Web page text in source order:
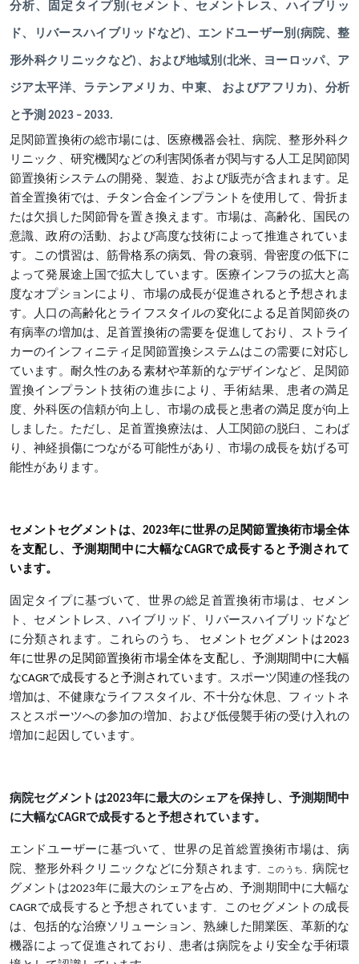
分析、固定タイプ別(セメント、セメントレス、ハイブリッ
ド、リバースハイブリッドなど)、エンドユーザー別(病院、整
形外科クリニックなど)、および地域別(北米、ヨーロッパ、ア
ジア太平洋、ラテンアメリカ、中東、 およびアフリカ)、分析
と予測 2023 – 2033.
足関節置換術の総市場には、医療機器会社、病院、整形外科ク
リニック、研究機関などの利害関係者が関与する人工足関節関
節置換術システムの開発、製造、および販売が含まれます。足
首全置換術では、チタン合金インプラントを使用して、骨折ま
たは欠損した関節骨を置き換えます。市場は、高齢化、国民の
意識、政府の活動、および高度な技術によって推進されていま
す。この慣習は、筋骨格系の病気、骨の衰弱、骨密度の低下に
よって発展途上国で拡大しています。医療インフラの拡大と高
度なオプションにより、市場の成長が促進されると予想されま
す。人口の高齢化とライフスタイルの変化による足首関節炎の
有病率の増加は、足首置換術の需要を促進しており、ストライ
カーのインフィニティ足関節置換システムはこの需要に対応し
ています。耐久性のある素材や革新的なデザインなど、足関節
置換インプラント技術の進歩により、手術結果、患者の満足
度、外科医の信頼が向上し、市場の成長と患者の満足度が向上
しました。ただし、足首置換療法は、人工関節の脱臼、こわば
り、神経損傷につながる可能性があり、市場の成長を妨げる可
能性があります。
セメントセグメントは、2023年に世界の足関節置換術市場全体
を支配し、予測期間中に大幅なCAGRで成長すると予測されて
います。
固定タイプに基づいて、世界の総足首置換術市場は、セメン
ト、セメントレス、ハイブリッド、リバースハイブリッドなど
に分類されます。これらのうち、 セメントセグメントは2023
年に世界の足関節置換術市場全体を支配し、予測期間中に大幅
なCAGRで成長すると予測されています。スポーツ関連の怪我の
増加は、不健康なライフスタイル、不十分な休息、フィットネ
スとスポーツへの参加の増加、および低侵襲手術の受け入れの
増加に起因しています。
病院セグメントは2023年に最大のシェアを保持し、予測期間中
に大幅なCAGRで成長すると予想されています。
エンドユーザーに基づいて、世界の足首総置換術市場は、病
院、整形外科クリニックなどに分類されます。このうち、病院セ
グメントは2023年に最大のシェアを占め、予測期間中に大幅な
CAGRで成長すると予想されています 。
このセグメントの成長
は、包括的な治療ソリューション、熟練した開業医、革新的な
機器によって促進されており、患者は病院をより安全な手術環